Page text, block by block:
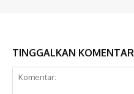
TINGGALKAN KOMENTAR